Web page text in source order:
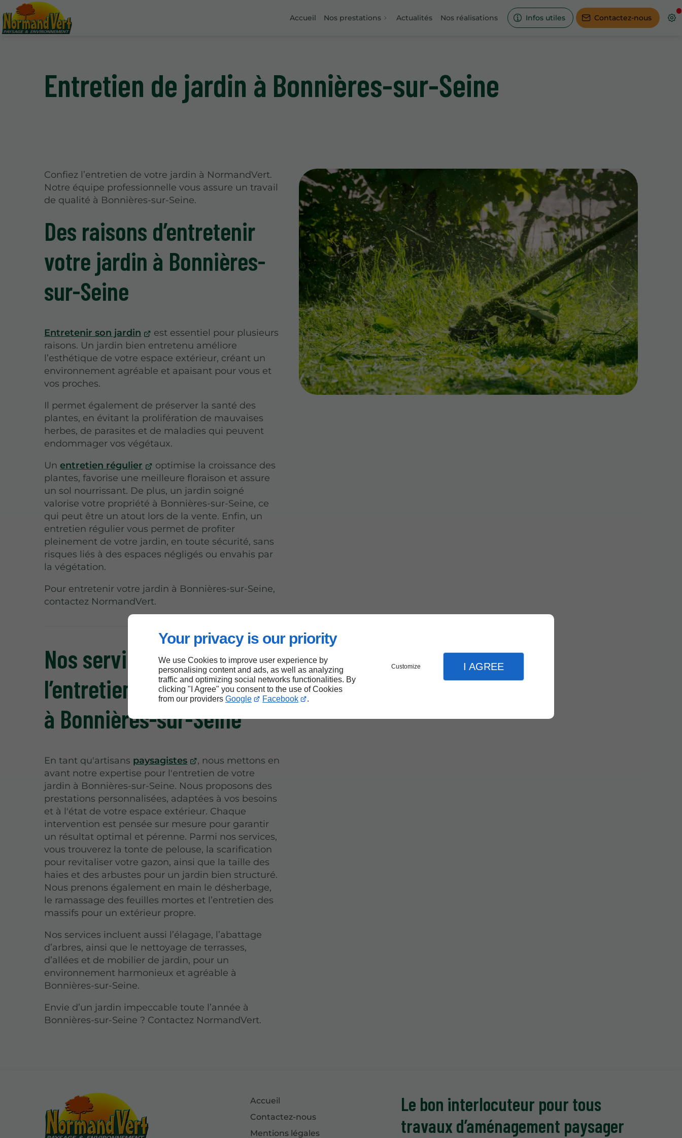
Your privacy is our priority
We use Cookies to improve user experience by
personalising content and ads, as well as analyzing
traffic and optimizing social networks functionalities. By
clicking "I Agree" you consent to the use of Cookies
from our providers Google Facebook .
Customize I AGREE
Accueil Nos prestations Actualités Nos réalisations Infos utiles Contactez-nous
Entretien de jardin à Bonnières-sur-Seine
Confiez l’entretien de votre jardin à NormandVert.
Notre équipe professionnelle vous assure un travail
de qualité à Bonnières-sur-Seine.
Des raisons d’entretenir
votre jardin à Bonnières-
sur-Seine
Entretenir son jardin
est essentiel pour plusieurs
raisons. Un jardin bien entretenu améliore
l’esthétique de votre espace extérieur, créant un
environnement agréable et apaisant pour vous et
vos proches.
Il permet également de préserver la santé des
plantes, en évitant la prolifération de mauvaises
herbes, de parasites et de maladies qui peuvent
endommager vos végétaux.
Unentretien régulier
optimise la croissance des
plantes, favorise une meilleure floraison et assure
un sol nourrissant. De plus, un jardin soigné
valorise votre propriété à Bonnières-sur-Seine, ce
qui peut être un atout lors de la vente. Enfin, un
entretien régulier vous permet de profiter
pleinement de votre jardin, en toute sécurité, sans
risques liés à des espaces négligés ou envahis par
la végétation.
Pour entretenir votre jardin à Bonnières-sur-Seine,
contactez NormandVert.
Nos services pour
l’entretien de votre jardin
à Bonnières-sur-Seine
En tant qu'artisans paysagistes
, nous mettons en
avant notre expertise pour l'entretien de votre
jardin à Bonnières-sur-Seine. Nous proposons des
prestations personnalisées, adaptées à vos besoins
et à l'état de votre espace extérieur. Chaque
intervention est pensée sur mesure pour garantir
un résultat optimal et pérenne. Parmi nos services,
vous trouverez la tonte de pelouse, la scarification
pour revitaliser votre gazon, ainsi que la taille des
haies et des arbustes pour un jardin bien structuré.
Nous prenons également en main le désherbage,
le ramassage des feuilles mortes et l’entretien des
massifs pour un extérieur propre.
Nos services incluent aussi l’élagage, l’abattage
d’arbres, ainsi que le nettoyage de terrasses,
d’allées et de mobilier de jardin, pour un
environnement harmonieux et agréable à
Bonnières-sur-Seine.
Envie d’un jardin impeccable toute l’année à
Bonnières-sur-Seine ? Contactez NormandVert.
Accueil
Contactez-nous
Mentions légales
Le bon interlocuteur pour tous
travaux d’aménagement paysager